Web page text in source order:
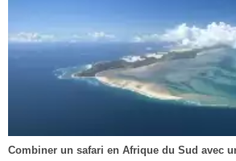
Combiner un safari en Afrique du Sud avec